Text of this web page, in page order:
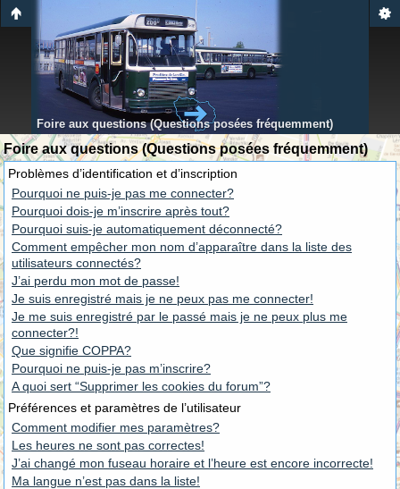
Foire aux questions (Questions posées fréquemment)
Foire aux questions (Questions posées fréquemment)
Problèmes d’identification et d’inscription
Pourquoi ne puis-je pas me connecter?
Pourquoi dois-je m’inscrire après tout?
Pourquoi suis-je automatiquement déconnecté?
Comment empêcher mon nom d’apparaître dans la liste des
utilisateurs connectés?
J’ai perdu mon mot de passe!
Je suis enregistré mais je ne peux pas me connecter!
Je me suis enregistré par le passé mais je ne peux plus me
connecter?!
Que signifie COPPA?
Pourquoi ne puis-je pas m’inscrire?
A quoi sert “Supprimer les cookies du forum”?
Préférences et paramètres de l’utilisateur
Comment modifier mes paramètres?
Les heures ne sont pas correctes!
J’ai changé mon fuseau horaire et l’heure est encore incorrecte!
Ma langue n’est pas dans la liste!